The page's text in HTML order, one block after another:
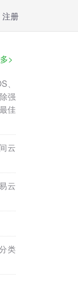
注册
>
强
佳
云
云
类